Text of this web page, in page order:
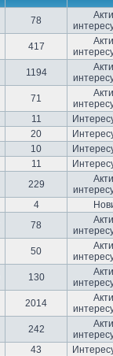
78
417
1194
71
11
20
10
11
229
4
78
50
130
2014
242
43